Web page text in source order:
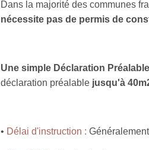
Dans la majorité des communes
nécessite pas de permis de
Une simple Déclaration
déclaration préalable jusqu'à
• Délai d'instruction :